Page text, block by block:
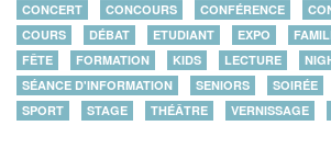
CONCERT
CONCOURS CONFÉRENCE
COURS
DÉBAT ETUDIANT EXPO
FÊTE
FORMATION KIDS LECTURE
SÉANCE D'INFORMATION
SENIORS SOIRÉE
SPORT
STAGE THÉÂTRE VERNISSAGE